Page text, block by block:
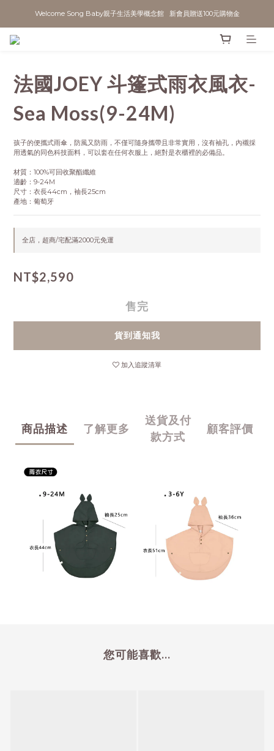
Welcome Song Baby親子生活美學概念館   新會員贈送100元購物金
法國JOEY 斗篷式雨衣風衣-
Sea Moss(9-24M)
孩子的便攜式雨傘，防風又防雨，不僅可隨身攜帶且非常實用，沒有袖孔，內襯採
用透氣的同色科技面料，可以套在任何衣服上，絕對是衣櫃裡的必備品。
材質：100%可回收聚酯纖維
適齡：9-24M
尺寸：衣長44cm，袖長25cm
產地：葡萄牙
全店，超商/宅配滿2000元免運
NT$2,590
售完
貨到通知我
加入追蹤清單
商品描述 了解更多
送貨及付
款方式
顧客評價
您可能喜歡...